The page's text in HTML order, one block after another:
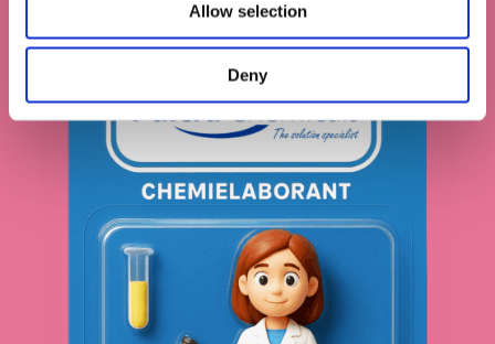
Allow selection
Deny